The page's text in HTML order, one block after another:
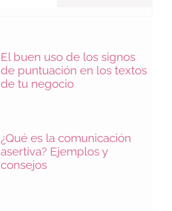
El buen uso de los signos
de puntuación en los textos
de tu negocio
¿Qué es la comunicación
asertiva? Ejemplos y
consejos